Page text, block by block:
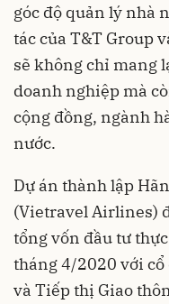
góc độ quản lý nhà
tác của T&T Group
sẽ không chỉ mang
doanh nghiệp mà
cộng đồng, ngành
nước.
Dự án thành lập
(Vietravel Airlines)
tổng vốn đầu tư
tháng 4/2020 với cổ
và Tiếp thị Giao